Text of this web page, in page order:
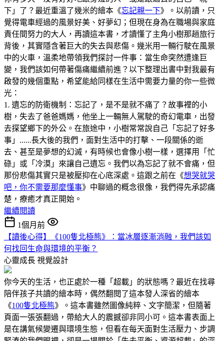
下」了？最近重溫了幾米的繪本《忘記親一下》。以前讀，只
覺得電車經過的風景好美、好夢幻；但現在身為在職場與家庭
責任間努力的大人，再讀這本書，才讀懂了主角小樹那趟旅行
背後，其實隱含著巨大的失去與悲傷。幾米用一輛行駛在風景
中的火車，溫柔地帶領我們探討一件事：當生命突然遭逢巨
變，我們該如何帶著傷痛繼續前進？以下整理出書中對我最有
啟發的幾個重點，希望能給同樣在生活中需要力量的你一些微
光：
1. 遺忘的防衛機制：忘記了，是不是就不痛了？故事裡的小
樹，失去了爸爸媽媽，他坐上一輛無人駕駛的奇幻電車，出發
去探望鄉下的外公。在旅途中，小樹常常說自己「忘記了好多
事」......長大後的我們，面對生活中的打擊、一段關係的逝
去、甚至是夢想的幻滅，有時候也會像小樹一樣，選擇用「忙
碌」或「冷漠」來讓自己遺忘。我們以為忘記了就不會痛，但
那份悲傷其實只是被壓抑在心底深處。這跟之前在《想哭就哭
吧，你不需要那麼懂事》中聊過的概念很像，我們得先承認痛
楚，療癒才真正開始。
繼續閱讀
1個月前
【讀後心得】《100隻北極熊》：當冰層逐漸消融，我們該如
何找回生命與環境的平衡？
心靈成長 視覺設計
你今天的生活，也正處於一種「超載」的狀態嗎？最近在找尋
陪伴孩子共讀的繪本時，偶然翻閱了這本發人深省的繪本
《100隻北極熊》。這本書雖然圖像純粹、文字簡潔，但隨著
頁面一張張翻過，帶給大人的震撼卻非同小可。這本書表面上
是在講氣候變遷與環境生態，但看在每天面對生活壓力、步調